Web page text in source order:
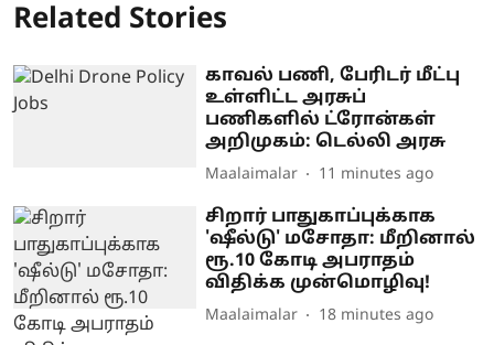
Related Stories
காவல் பணி, பேரிடர் மீட்பு
உள்ளிட்ட அரசுப்
பணிகளில் ட்ரோன்கள்
அறிமுகம்: டெல்லி அரசு
Maalaimalar 11 minutes ago
சிறார் பாதுகாப்புக்காக
'ஷீல்டு' மசோதா: மீறினால்
ரூ.10 கோடி அபராதம்
விதிக்க முன்மொழிவு!
Maalaimalar 18 minutes ago